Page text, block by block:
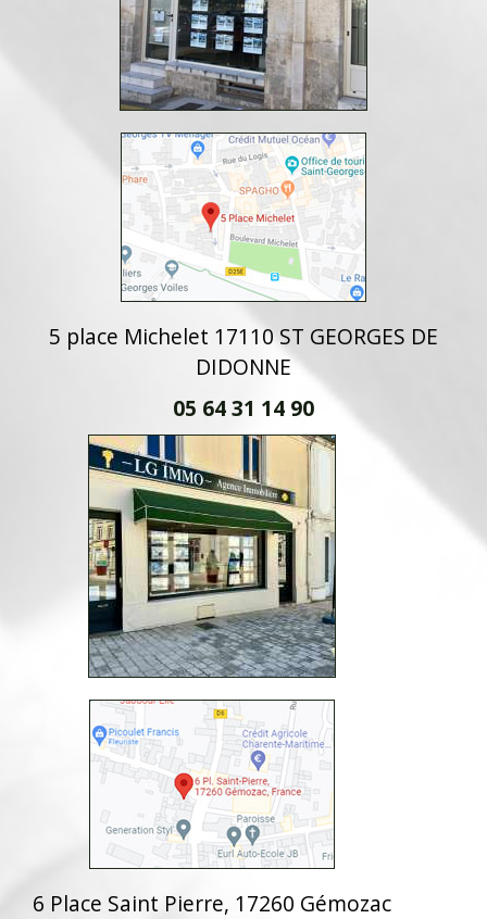
5 place Michelet 17110 ST GEORGES DE
DIDONNE
05 64 31 14 90
6 Place Saint Pierre, 17260 Gémozac